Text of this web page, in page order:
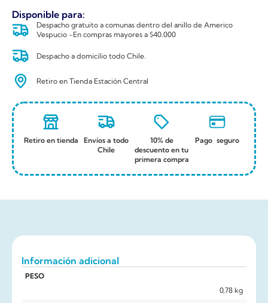
Disponible para:
Despacho gratuito a comunas dentro del anillo de Americo
Vespucio -En compras mayores a $40.000
Despacho a domicilio todo Chile.
Retiro en Tienda Estación Central
Retiro en tienda
Envíos a todo
Chile
10% de
descuento en tu
primera compra
Pago seguro
Información adicional
PESO
0,78 kg